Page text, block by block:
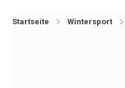
Startseite Wintersport